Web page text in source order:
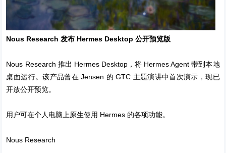
Nous Research 发布 Hermes Desktop 公开预览版
Nous Research 推出 Hermes Desktop，将 Hermes Agent 带到本地
桌面运行。该产品曾在 Jensen 的 GTC 主题演讲中首次演示，现已
开放公开预览。
用户可在个人电脑上原生使用 Hermes 的各项功能。
Nous Research